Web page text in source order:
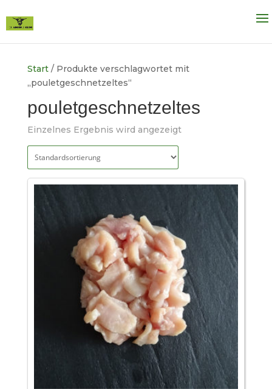
Start/ Produkte verschlagwortet mit
„pouletgeschnetzeltes“
pouletgeschnetzeltes
Einzelnes Ergebnis wird angezeigt